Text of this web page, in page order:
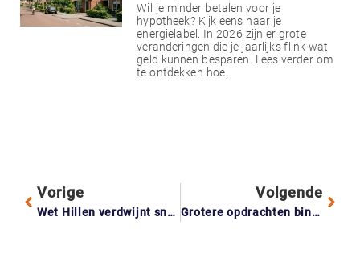
Wil je minder betalen voor je
hypotheek? Kijk eens naar je
energielabel. In 2026 zijn er grote
veranderingen die je jaarlijks flink wat
geld kunnen besparen. Lees verder om
te ontdekken hoe.
Vorige
Wet Hillen verdwijnt sneller: dit betaal je extra als je huis hypotheekvrij is
Volgende
Grotere opdrachten binnenhalen als zzp’er? Samenwerken in een coöperatie biedt kansen